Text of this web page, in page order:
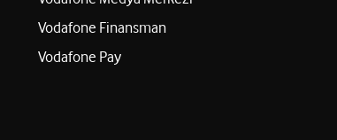
Vodafone Finansman
Vodafone Pay